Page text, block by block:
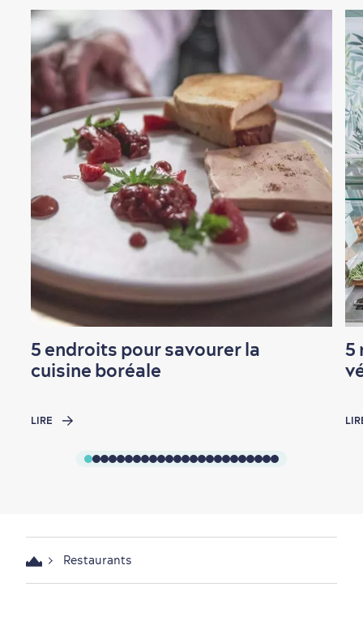
5 endroits pour savourer la
cuisine boréale
LIRE
5
Restaurants